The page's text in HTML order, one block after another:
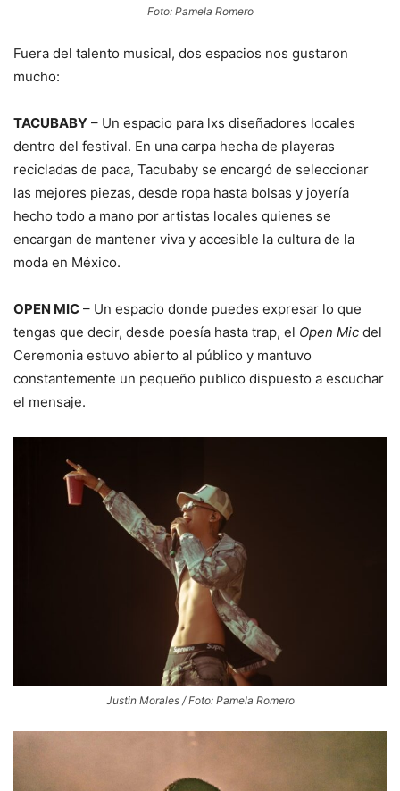
Foto: Pamela Romero
Fuera del talento musical, dos espacios nos gustaron
mucho:
TACUBABY – Un espacio para lxs diseñadores locales
dentro del festival. En una carpa hecha de playeras
recicladas de paca, Tacubaby se encargó de seleccionar
las mejores piezas, desde ropa hasta bolsas y joyería
hecho todo a mano por artistas locales quienes se
encargan de mantener viva y accesible la cultura de la
moda en México.
OPEN MIC – Un espacio donde puedes expresar lo que
tengas que decir, desde poesía hasta trap, el Open Mic del
Ceremonia estuvo abierto al público y mantuvo
constantemente un pequeño publico dispuesto a escuchar
el mensaje.
Justin Morales / Foto: Pamela Romero